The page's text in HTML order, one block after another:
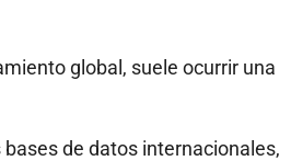
global, suele ocurrir una
de datos internacionales,